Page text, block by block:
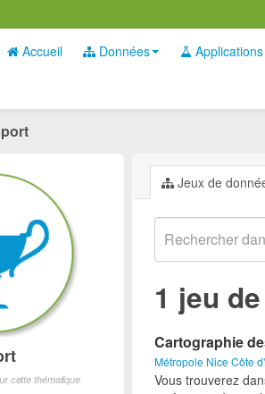
Accueil Données Applications
Jeux de
1 jeu
Cartographie
Métropole Nice Côte
Vous trouverez
cette thématique